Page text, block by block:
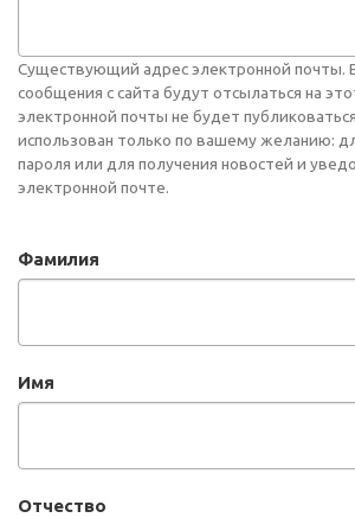
Существующий адрес электронной почты.
сообщения с сайта будут отсылаться на
электронной почты не будет
использован только по вашему желанию:
пароля или для получения новостей и
электронной почте.
Фамилия
Имя
Отчество